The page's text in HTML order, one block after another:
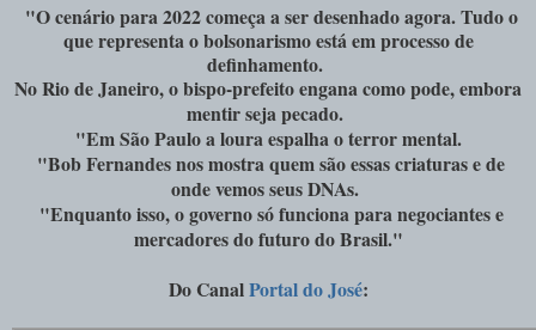
"O cenário para 2022 começa a ser desenhado agora. Tudo o
que representa o bolsonarismo está em processo de
definhamento.
No Rio de Janeiro, o bispo-prefeito engana como pode, embora
mentir seja pecado.
"Em São Paulo a loura espalha o terror mental.
"Bob Fernandes nos mostra quem são essas criaturas e de
onde vemos seus DNAs.
"Enquanto isso, o governo só funciona para negociantes e
mercadores do futuro do Brasil."
Do CanalPortal do José: